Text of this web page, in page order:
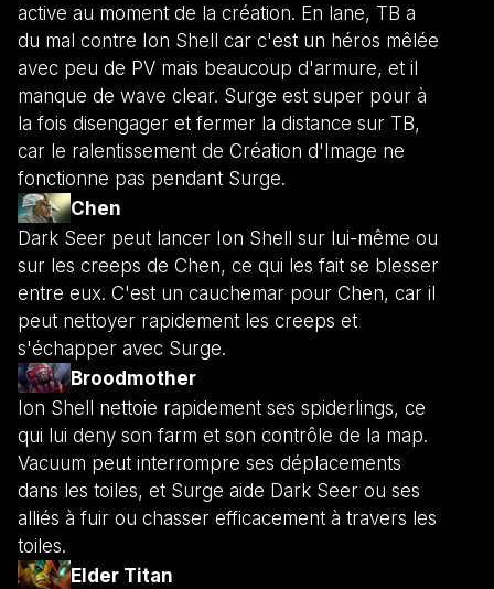
active au moment de la création. En lane, TB a
du mal contre Ion Shell car c'est un héros mêlée
avec peu de PV mais beaucoup d'armure, et il
manque de wave clear. Surge est super pour à
la fois disengager et fermer la distance sur TB,
car le ralentissement de Création d'Image ne
fonctionne pas pendant Surge.
Chen
Dark Seer peut lancer Ion Shell sur lui-même ou
sur les creeps de Chen, ce qui les fait se blesser
entre eux. C'est un cauchemar pour Chen, car il
peut nettoyer rapidement les creeps et
s'échapper avec Surge.
Broodmother
Ion Shell nettoie rapidement ses spiderlings, ce
qui lui deny son farm et son contrôle de la map.
Vacuum peut interrompre ses déplacements
dans les toiles, et Surge aide Dark Seer ou ses
alliés à fuir ou chasser efficacement à travers les
toiles.
Elder Titan